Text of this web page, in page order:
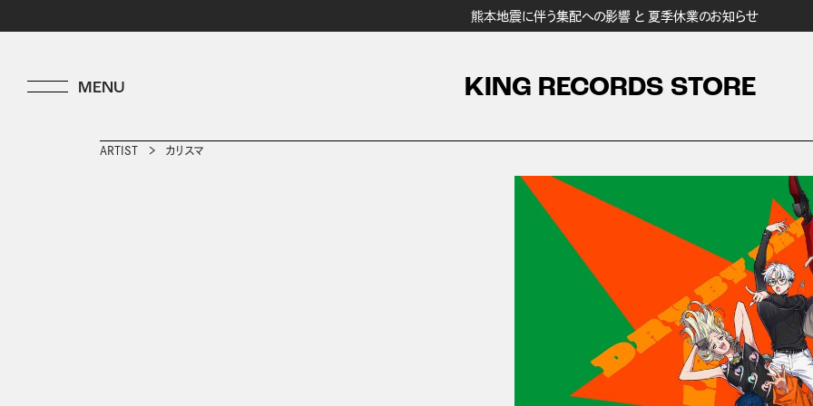
熊本地震に伴う集配への影響 と 夏季休業のお知らせ
KING RECORDS STORE
ARTIST カリスマ